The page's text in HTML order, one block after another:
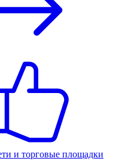
и торговые площадки